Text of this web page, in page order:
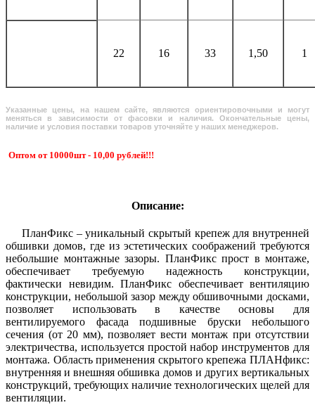
22 16 33 1,50 1
Указанные цены, на нашем сайте, являются ориентировочными и могут
меняться в зависимости от фасовки и наличия. Окончательные цены,
наличие и условия поставки товаров уточняйте у наших менеджеров.
Оптом от 10000шт - 10,00 рублей!!!
Описание:
ПланФикс – уникальный скрытый крепеж для внутренней
обшивки домов, где из эстетических соображений требуются
небольшие монтажные зазоры. ПланФикс прост в монтаже,
обеспечивает требуемую надежность конструкции,
фактически невидим. ПланФикс обеспечивает вентиляцию
конструкции, небольшой зазор между обшивочными досками,
позволяет использовать в качестве основы для
вентилируемого фасада подшивные бруски небольшого
сечения (от 20 мм), позволяет вести монтаж при отсутствии
электричества, используется простой набор инструментов для
монтажа. Область применения скрытого крепежа ПЛАНфикс:
внутренняя и внешняя обшивка домов и других вертикальных
конструкций, требующих наличие технологических щелей для
вентиляции.